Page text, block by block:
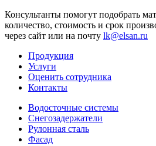
Консультанты помогут подобрать
количество, стоимость и срок
через сайт или на почту lk@elsan.ru
Продукция
Услуги
Оценить сотрудника
Контакты
Водосточные системы
Снегозадержатели
Рулонная сталь
Фасад